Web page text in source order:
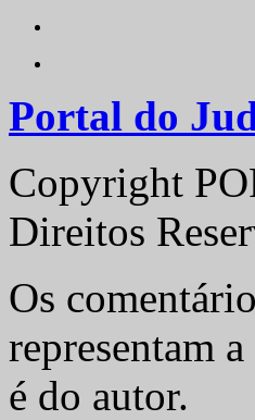
Portal do
Copyright
Direitos
Os
representam
é do autor.